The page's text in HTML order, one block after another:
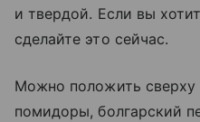
и твердой. Если вы
сделайте это сейчас.
Можно положить
помидоры, болгарский